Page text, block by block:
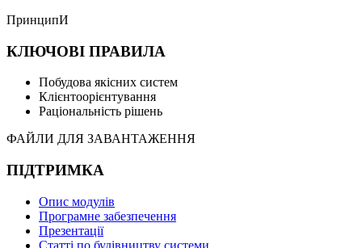
ПринципИ
КЛЮЧОВІ ПРАВИЛА
Побудова якісних систем
Клієнтоорієнтування
Раціональність рішень
ФАЙЛИ ДЛЯ ЗАВАНТАЖЕННЯ
ПІДТРИМКА
Опис модулів
Програмне забезпечення
Презентації
Статті по будівництву системи